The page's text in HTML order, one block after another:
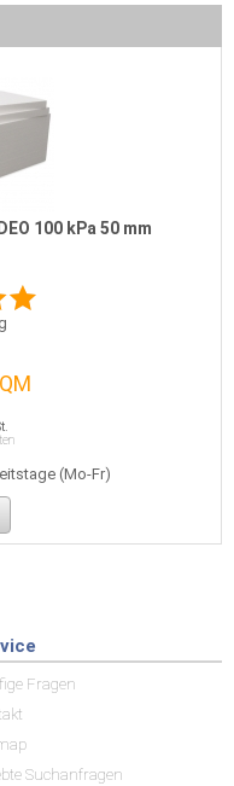
100 kPa 50 mm
Fragen
Suchanfragen